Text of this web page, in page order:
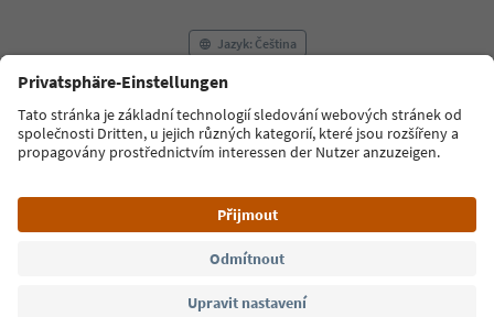
16
17
18
19
21
Jazyk: Čeština
FAQ Kontaktujte nás Tisk
MICE
Zásady ochrany osobních údajů
Podmínky a ujednání
Tiráž
Prohlášení o přístupnosti